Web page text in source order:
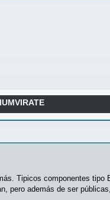
Tipicos componentes
pero además de ser